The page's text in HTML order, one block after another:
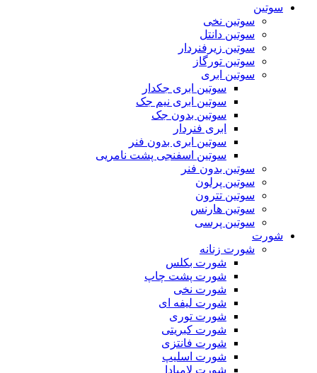
سوتین
سوتین نخی
سوتین دانتل
سوتین زیرفنردار
سوتین تورگاز
سوتین ابری
سوتین ابری جکدار
سوتین ابری نیم جک
سوتین بدون جک
ابری فنردار
سوتین ابری بدون فنر
سوتین اسفنجی پشت نامریی
سوتین بدون فنر
سوتین پرلون
سوتین تترون
سوتین هارنس
سوتین پرسی
شورت
شورت زنانه
شورت بکلس
شورت پشت چاپ
شورت نخی
شورت لیفه ای
شورت توری
شورت کبریتی
شورت فانتزی
شورت اسلیپ
شورت لامبادا